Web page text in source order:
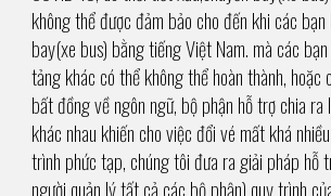
không thể được đảm bảo cho đến khi các
bay(xe bus) bằng tiếng Việt Nam. mà các
tảng khác có thể không thể hoàn thành, hoặc
bất đồng về ngôn ngữ, bộ phận hỗ trợ chia ra
khác nhau khiến cho việc đổi vé mất khá
trình phức tạp, chúng tôi đưa ra giải pháp hỗ
người quản lý tất cả các bộ phận) quy trình